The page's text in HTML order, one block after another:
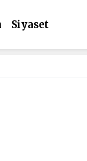
Siyaset